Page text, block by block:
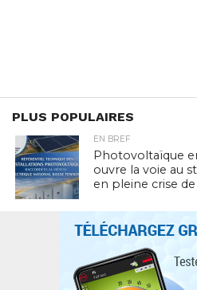
PLUS POPULAIRES
EN BREF
Photovoltaïque
ouvre la voie au
en pleine crise